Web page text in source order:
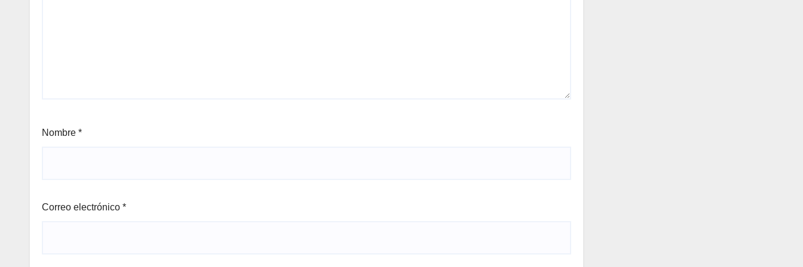
Nombre *
Correo electrónico *